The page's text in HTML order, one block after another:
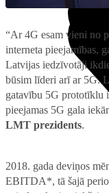
“Ar 4G esam vieni no
interneta pieejamības,
Latvijas iedzīvotāji
būsim līderi arī ar 5G.
gatavību 5G prototīklu
pieejamas 5G gala
LMT prezidents.
2018. gada deviņos
EBITDA*, tā šajā